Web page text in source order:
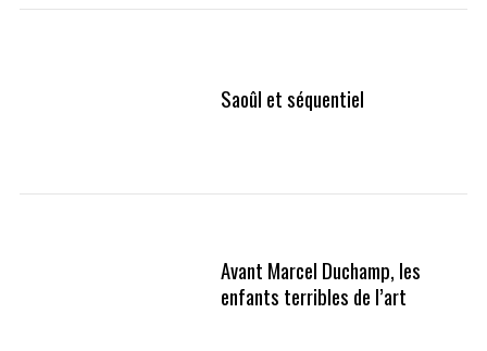
Saoûl et séquentiel
Avant Marcel Duchamp, les
enfants terribles de l’art